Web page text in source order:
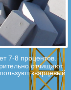
7-8 процентов.
отчищают
кварцевый